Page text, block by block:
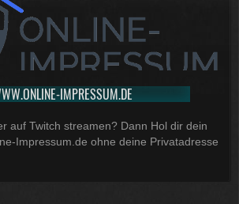
IMPRESSUM.DE
auf Twitch streamen? Dann Hol dir dein
Impressum.de ohne deine Privatadresse